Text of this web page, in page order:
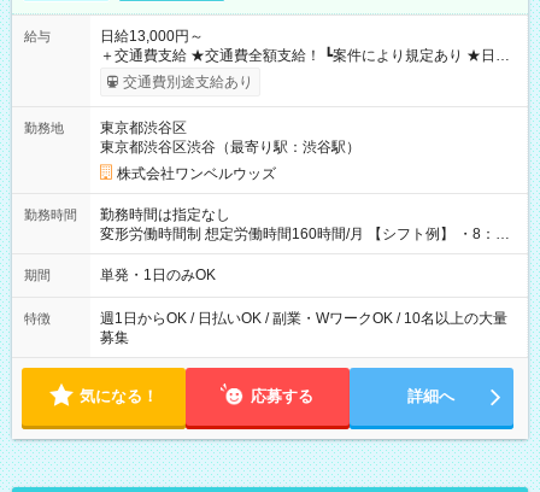
給与
日給13,000円～
＋交通費支給 ★交通費全額支給！ ┗案件により規定あり ★日払
いOK！（規定あり） ┗働いたその日に現金GET♪ お仕事後はコ
ンビニATMから 日払い分を引き落とせます！ 【試用期間】試
交通費別途支給あり
勤務地
東京都渋谷区
東京都渋谷区渋谷（最寄り駅：渋谷駅）
株式会社ワンベルウッズ
勤務時間
勤務時間は指定なし
変形労働時間制 想定労働時間160時間/月 【シフト例】 ・8：00
～21：00
期間 単発・1日のみOK
特徴
週1日からOK / 日払いOK / 副業・WワークOK / 10名以上の大量
募集
気になる！ 応募する 詳細へ